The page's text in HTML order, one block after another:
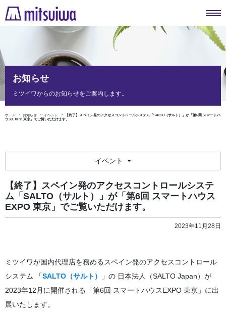
ホーム お知らせ イベント
【終了】スペイン発のアクセスコントロールシステム「SALTO（サルト）」が「第6回 スマートハ
ウスEXPO 東京」でご覧いただけます。
お知らせ
ミツイワからのお知らせをご案内します。
【終了】スペイン発のアクセスコントロールシステ
ム「SALTO（サルト）」が「第6回 スマートハウス
EXPO 東京」でご覧いただけます。
2023年11月28日
ミツイワが国内代理店を務めるスペイン発のアクセスコントロール
システム 「SALTO（サルト）
」の 日本法人（SALTO Japan）が
2023年12月に開催される「第6回 スマートハウスEXPO 東京」に出
展いたします。
イベント